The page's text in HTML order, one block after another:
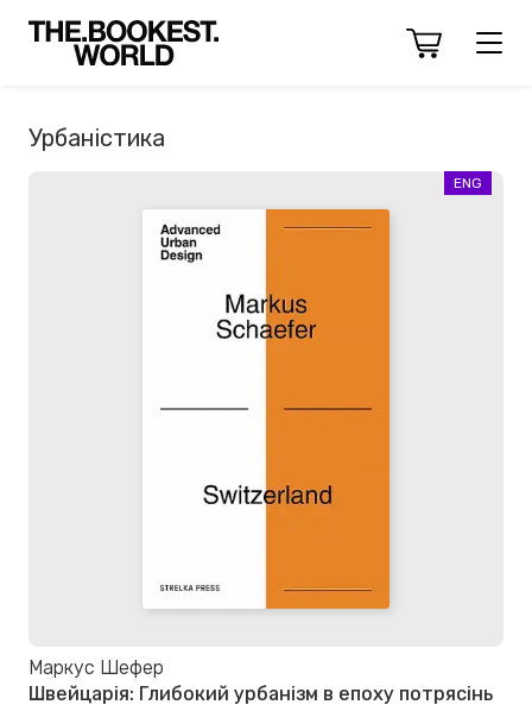
Урбаністика
ENG
Маркус Шефер
Швейцарія: Глибокий урбанізм в епоху потрясінь